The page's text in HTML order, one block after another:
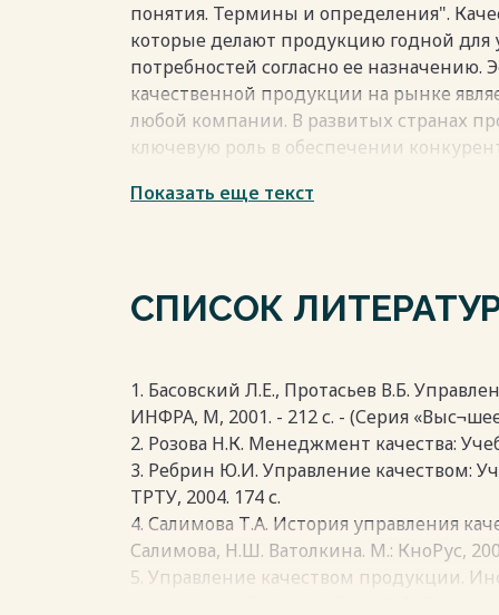
Весь текст будет доступен после
понятия. Термины и определения".
которые делают продукцию годной для
потребностей согласно ее
качественной продукции на рынке
любой компании. В развитых странах
ключевую роль в обеспечении
достигнут в странах, где проблема
до руководителей.
Показать еще текст
СПИСОК
1. Басовский Л.Е., Протасьев В.Б.
ИНФРА, М, 2001. - 212 с. - (Серия
2. Розова Н.К. Менеджмент качества:
3. Ребрин Ю.И. Управление качеством:
ТРТУ, 2004. 174 с.
4. Салимова Т.А. История управления
Салимова, Н.Ш. Ватолкина. М.: КноРус,
5. Управление качеством продукции.